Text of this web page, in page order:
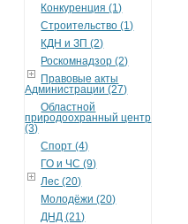
Конкуренция (1)
Строительство (1)
КДН и ЗП (2)
Роскомнадзор (2)
Правовые акты
Администрации (27)
Областной
природоохранный центр
(3)
Спорт (4)
ГО и ЧС (9)
Лес (20)
Молодёжи (20)
ДНД (21)